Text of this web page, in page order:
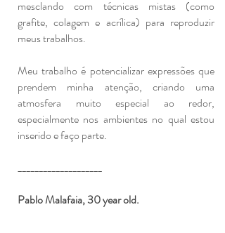
mesclando com técnicas mistas (como
grafite, colagem e acrílica) para reproduzir
meus trabalhos.
Meu trabalho é potencializar expressões que
prendem minha atenção, criando uma
atmosfera muito especial ao redor,
especialmente nos ambientes no qual estou
inserido e faço parte.
____________________
Pablo Malafaia, 30 year old.